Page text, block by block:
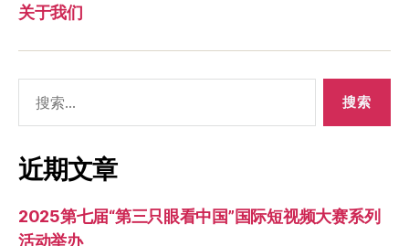
关于我们
索：
近期文章
2025第七届“第三只眼看中国”国际短视频大赛系列
活动举办